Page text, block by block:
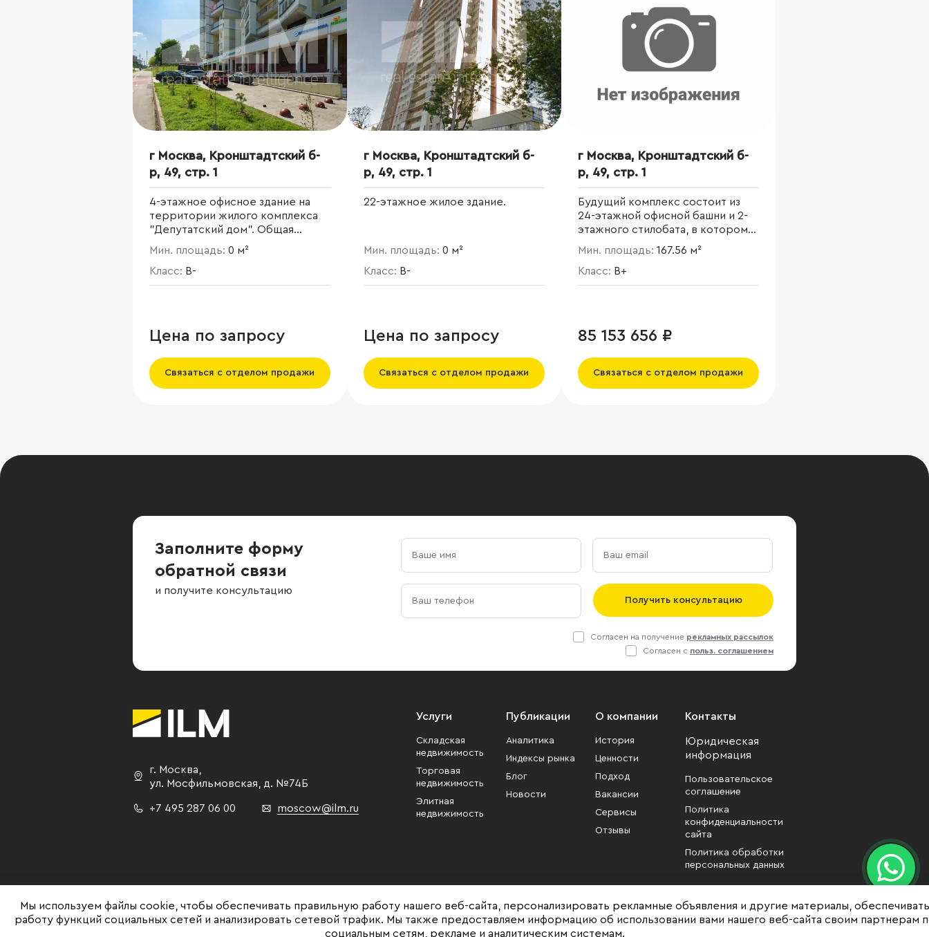
г Москва, Кронштадтский б-
р, 49, стр. 1
4-этажное офисное здание на
территории жилого комплекса
"Депутатский дом". Общая
площадь 2 123 кв. м.Высота
потолков - 3 м. Пять входных
групп.
Мин. площадь: 0 м²
Класс: B-
Цена по запросу
Связаться с отделом продажи
г Москва, Кронштадтский б-
р, 49, стр. 1
22-этажное жилое здание.
Мин. площадь: 0 м²
Класс: B-
Цена по запросу
Связаться с отделом продажи
г Москва, Кронштадтский б-
р, 49, стр. 1
Будущий комплекс состоит из
24-этажной офисной башни и 2-
этажного стилобата, в котором
разместится зона ритейла и вся
сопутствующая инфраструктура.
Общая площадь
многофункционального
Мин. площадь: 167.56 м²
Класс: B+
85 153 656 ₽
Связаться с отделом продажи
Заполните форму
обратной связи
и получите консультацию
Получить консультацию
Согласен на получение рекламных рассылок
Согласен с польз. соглашением
г. Москва,
ул. Мосфильмовская, д. №74Б
+7 495 287 06 00 moscow@ilm.ru
Услуги
Складская
недвижимость
Торговая
недвижимость
Элитная
недвижимость
Публикации
Аналитика
Индексы рынка
Блог
Новости
О компании
История
Ценности
Подход
Вакансии
Сервисы
Отзывы
Контакты
Юридическая
информация
Пользовательское
соглашение
Политика
конфиденциальности
сайта
Политика обработки
персональных данных
Мы используем файлы cookie, чтобы обеспечивать правильную работу нашего веб-сайта, персонализировать рекламные объявления и другие материалы, обеспечивать
работу функций социальных сетей и анализировать сетевой трафик. Мы также предоставляем информацию об использовании вами нашего веб-сайта своим партнерам
социальным сетям, рекламе и аналитическим системам.